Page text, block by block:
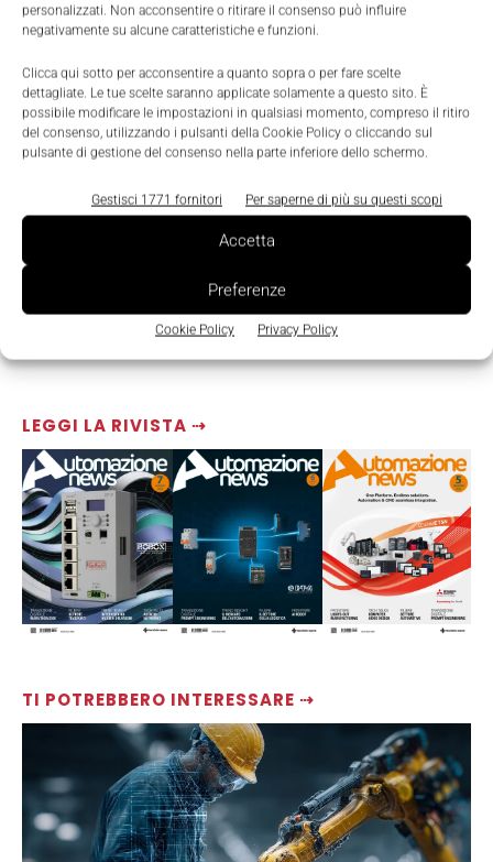
personalizzati. Non acconsentire o ritirare il consenso può influire
negativamente su alcune caratteristiche e funzioni.
Clicca qui sotto per acconsentire a quanto sopra o per fare scelte
dettagliate. Le tue scelte saranno applicate solamente a questo sito. È
possibile modificare le impostazioni in qualsiasi momento, compreso il ritiro
del consenso, utilizzando i pulsanti della Cookie Policy o cliccando sul
pulsante di gestione del consenso nella parte inferiore dello schermo.
Gestisci 1771 fornitori Per saperne di più su questi scopi
Accetta
Preferenze
Cookie Policy Privacy Policy
LEGGI LA RIVISTA ⇢
TI POTREBBERO INTERESSARE ⇢